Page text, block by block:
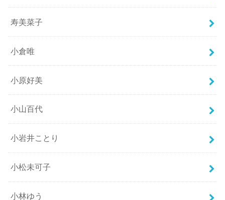
寿美菜子
小倉唯
小原好美
小山百代
小岩井ことり
小松未可子
小林ゆう